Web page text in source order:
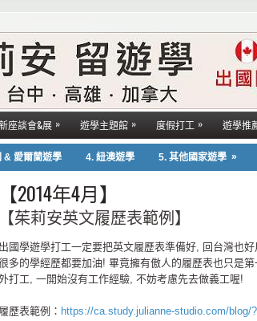
座談會&展 » 遊學主題館 » 度假打工 » 遊學推
& 愛爾蘭遊學 4. 紐澳遊學 5. 其他國家遊學 »
【2014年4月】
【茱莉安英文履歷表範例】
出國學遊學打工一定要把英文履歷表準備好, 回台灣也
多的學經歷都要加油! 畢竟擁有傲人的履歷表也只是
打工, 一開始沒有工作經驗, 不妨考慮先去做義工喔!
履歷表範例： https://ca.study.julianne-studio.com/blog/